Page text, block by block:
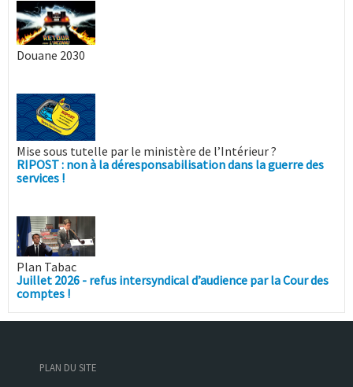
Douane 2030
Mise sous tutelle par le ministère de l’Intérieur ?
RIPOST : non à la déresponsabilisation dans la guerre des
services !
Plan Tabac
Juillet 2026 - refus intersyndical d’audience par la Cour des
comptes !
PLAN DU SITE